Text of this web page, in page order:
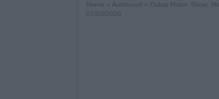
Felipe VI y Juan
Home » Automovil » Dubai Motor Show:
07/03/2020